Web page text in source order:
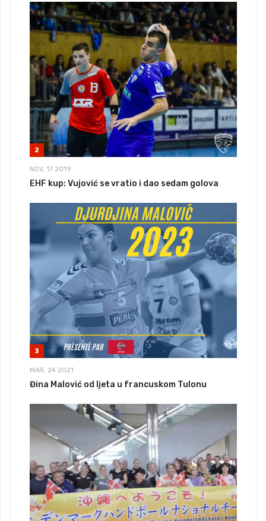
2
NOV, 17 2019
EHF kup: Vujović se vratio i dao sedam golova
3
MAR, 24 2021
Đina Malović od ljeta u francuskom Tulonu